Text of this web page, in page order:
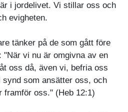
i jordelivet. Vi stillar oss och
evigheten.
tänker på de som gått före
"När vi nu är omgivna av en
oss då, även vi, befria oss
som ansätter oss, och
framför oss." (Heb 12:1)